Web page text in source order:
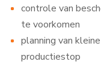
controle van
te voorkomen
planning van
productiestop